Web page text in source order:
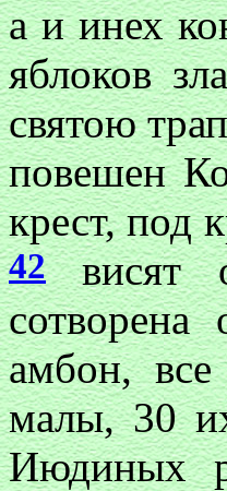
а и инех
яблоков
святою
повешен
крест, под
42висят
амбон,
малы, 30
Июдиных